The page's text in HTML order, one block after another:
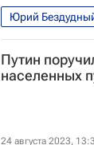
Юрий
Путин
населенных
24 августа 2023,